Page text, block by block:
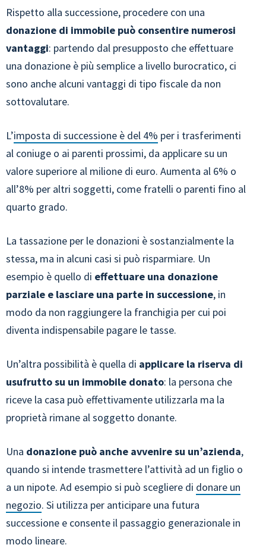
Rispetto alla successione, procedere con una
donazione di immobile può consentire numerosi
vantaggi: partendo dal presupposto che effettuare
una donazione è più semplice a livello burocratico, ci
sono anche alcuni vantaggi di tipo fiscale da non
sottovalutare.
L’imposta di successione è del 4% per i trasferimenti
al coniuge o ai parenti prossimi, da applicare su un
valore superiore al milione di euro. Aumenta al 6% o
all’8% per altri soggetti, come fratelli o parenti fino al
quarto grado.
La tassazione per le donazioni è sostanzialmente la
stessa, ma in alcuni casi si può risparmiare. Un
esempio è quello di effettuare una donazione
parziale e lasciare una parte in successione, in
modo da non raggiungere la franchigia per cui poi
diventa indispensabile pagare le tasse.
Un’altra possibilità è quella di applicare la riserva di
usufrutto su un immobile donato: la persona che
riceve la casa può effettivamente utilizzarla ma la
proprietà rimane al soggetto donante.
Una donazione può anche avvenire su un’azienda,
quando si intende trasmettere l’attività ad un figlio o
a un nipote. Ad esempio si può scegliere di donare un
negozio. Si utilizza per anticipare una futura
successione e consente il passaggio generazionale in
modo lineare.